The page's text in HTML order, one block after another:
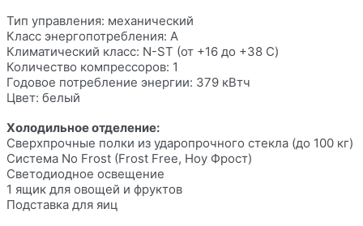
Тип управления: механический
Класс энергопотребления: A
Климатический класс: N-ST (от +16 до +38 С)
Количество компрессоров: 1
Годовое потребление энергии: 379 кВтч
Цвет: белый
Холодильное отделение:
Сверхпрочные полки из ударопрочного стекла (до 100 кг)
Система No Frost (Frost Free, Ноу Фрост)
Светодиодное освещение
1 ящик для овощей и фруктов
Подставка для яиц